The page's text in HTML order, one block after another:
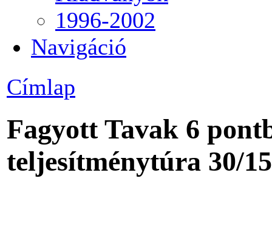
1996-2002
Navigáció
Címlap
Fagyott Tavak 6
teljesítménytúra 30/